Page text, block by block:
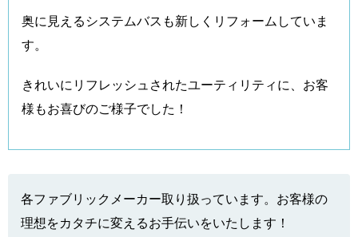
奥に見えるシステムバスも新しくリフォームしていま
す。
きれいにリフレッシュされたユーティリティに、お客
様もお喜びのご様子でした！
各ファブリックメーカー取り扱っています。お客様の
理想をカタチに変えるお手伝いをいたします！